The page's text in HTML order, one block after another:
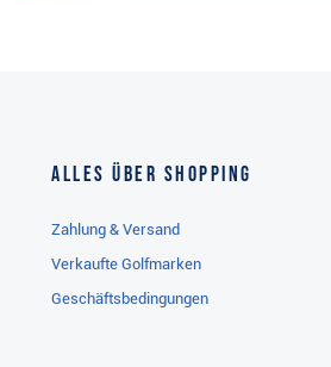
Alles über Shopping
Zahlung & Versand
Verkaufte Golfmarken
Geschäftsbedingungen